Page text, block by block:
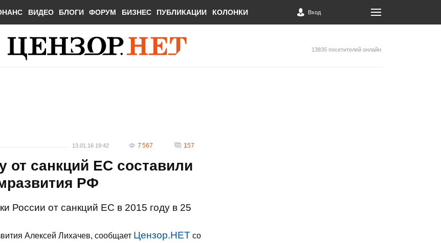
ВИДЕО БЛОГИ ФОРУМ БИЗНЕС ПУБЛИКАЦИИ КОЛОНКИ Вход
13835 посетителей онлайн
13.01.16 19:42 7 567 157
от санкций ЕС составили
РФ
России от санкций ЕС в 2015 году в 25
Алексей Лихачев, сообщает Цензор.НЕТ со